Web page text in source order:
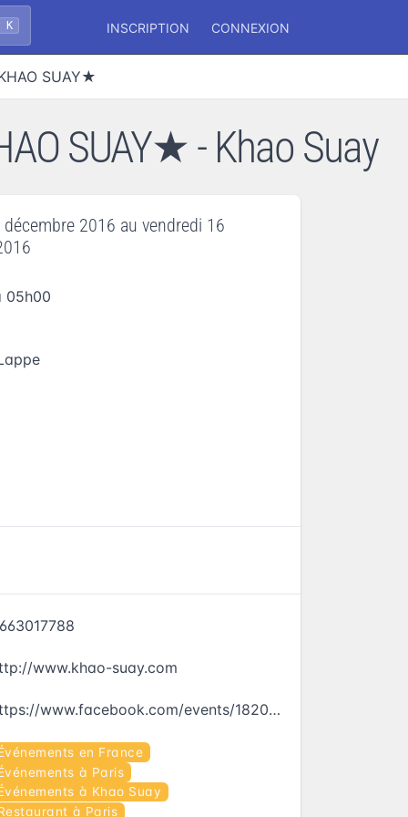
K INSCRIPTION CONNEXION
SUAY★
SUAY★ - Khao Suay
2016 auvendredi 16
05h00
www.khao-suay.com
https://www.facebook.com/events/182031828929897
en France
à Paris
à Khao Suay
à Paris